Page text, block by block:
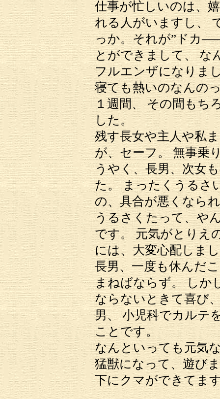
仕事が忙しいのは、
れる人がいますし、
っか。それが”ドカ
とができまして、 な
フルエンザになりま
寝ても熱いのなんの
１週間、 その間もち
した。
残す長女や主人や私
が、セーフ。 無事乗
うやく、長男、次女
た。 まったくうる
の、具合が悪くなら
うるさくたって、や
です。 元気がとりえ
には、大変心配しま
長男、一度も休んだ
まねばならず。 しか
ならないときて喜び
男、 小児科でカルテ
ことです。
なんといっても元気
猛獣になって、遊び
下にクマができてま